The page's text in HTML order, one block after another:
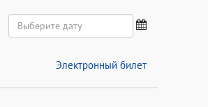
Электронный билет